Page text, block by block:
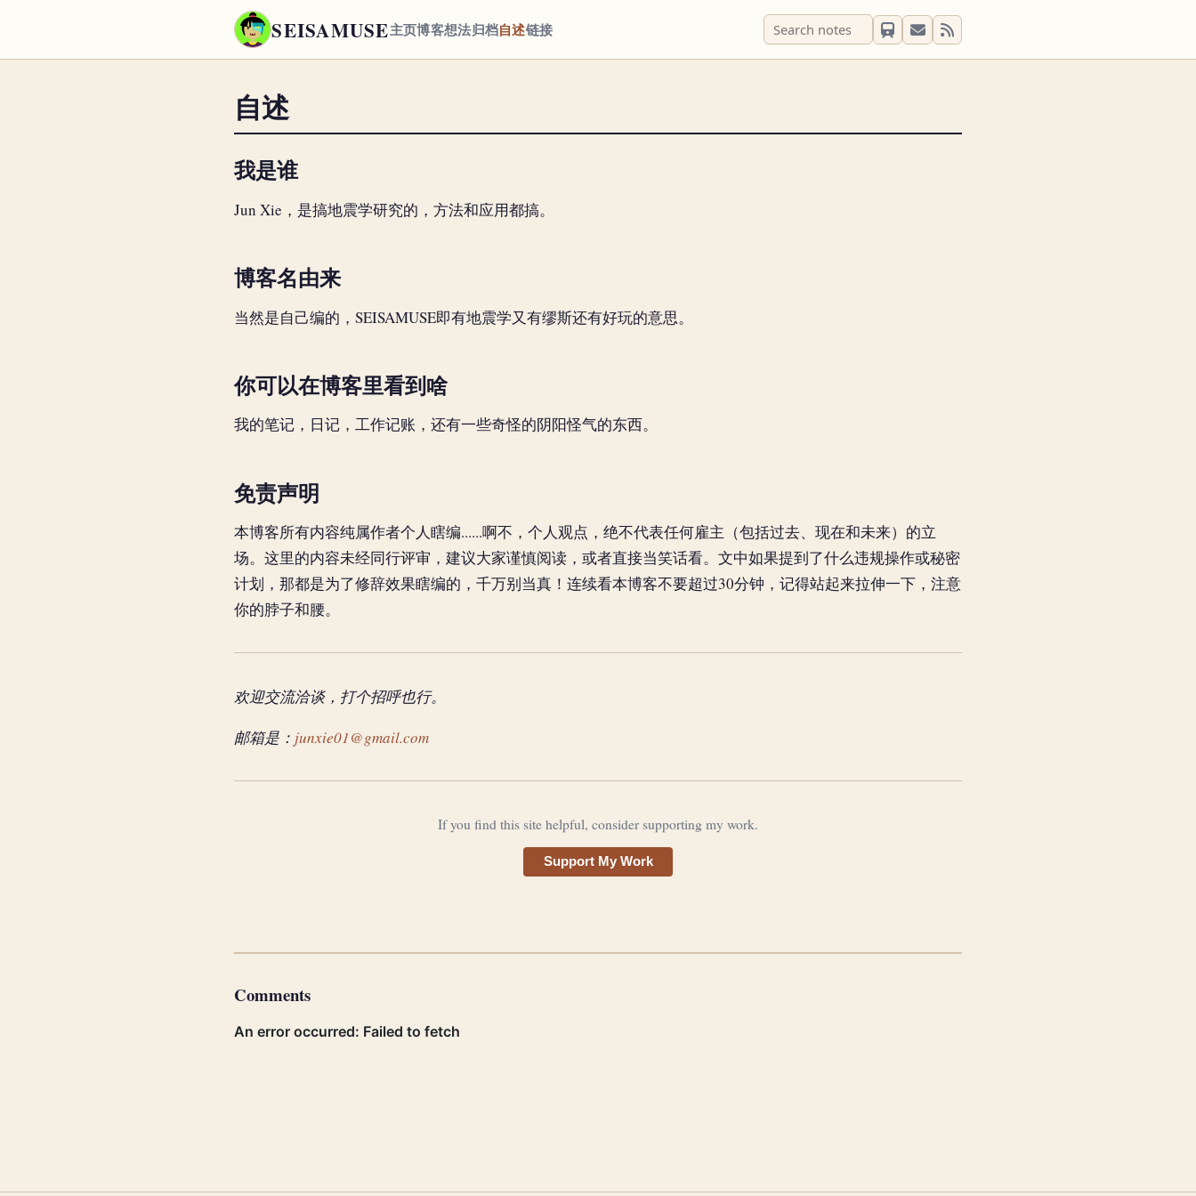
SEISAMUSE主页博客想法归档自述链接
自述
我是谁
Jun Xie，是搞地震学研究的，方法和应用都搞。
博客名由来
当然是自己编的，SEISAMUSE即有地震学又有缪斯还有好玩的意思。
你可以在博客里看到啥
我的笔记，日记，工作记账，还有一些奇怪的阴阳怪气的东西。
免责声明
本博客所有内容纯属作者个人瞎编......啊不，个人观点，绝不代表任何雇主（包括过去、现在和未来）的立
场。这里的内容未经同行评审，建议大家谨慎阅读，或者直接当笑话看。文中如果提到了什么违规操作或秘密
计划，那都是为了修辞效果瞎编的，千万别当真！连续看本博客不要超过30分钟，记得站起来拉伸一下，注意
你的脖子和腰。
欢迎交流洽谈，打个招呼也行。
邮箱是： junxie01@gmail.com
If you find this site helpful, consider supporting my work.
Support My Work
Comments